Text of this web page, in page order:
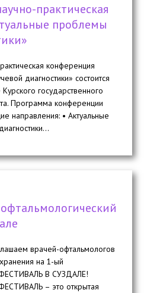
практическая
проблемы
конференция
диагностики» состоится
государственного
Программа конференции
направления: • Актуальные
врачей-офтальмологов
на 1-ый
В СУЗДАЛЕ!
– это открытая